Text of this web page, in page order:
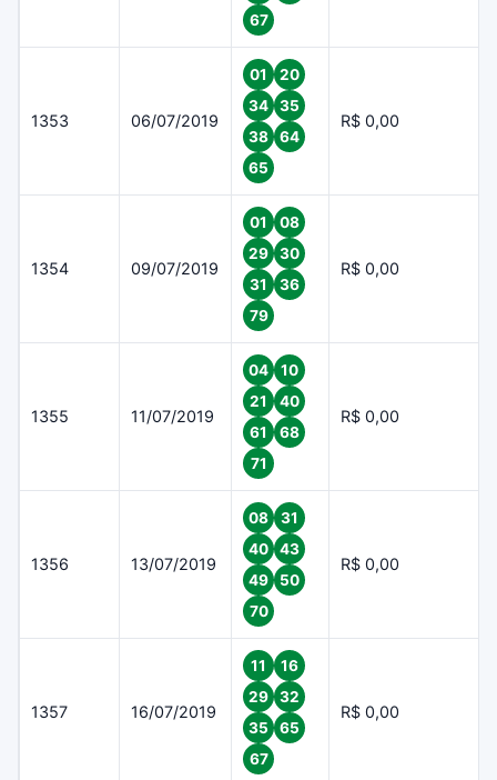
67
1353 06/07/2019
01
20
34
35
38
64
65
R$ 0,00
1354 09/07/2019
01
08
29
30
31
36
79
R$ 0,00
1355 11/07/2019
04
10
21
40
61
68
71
R$ 0,00
1356 13/07/2019
08
31
40
43
49
50
70
R$ 0,00
1357 16/07/2019
11
16
29
32
35
65
67
R$ 0,00